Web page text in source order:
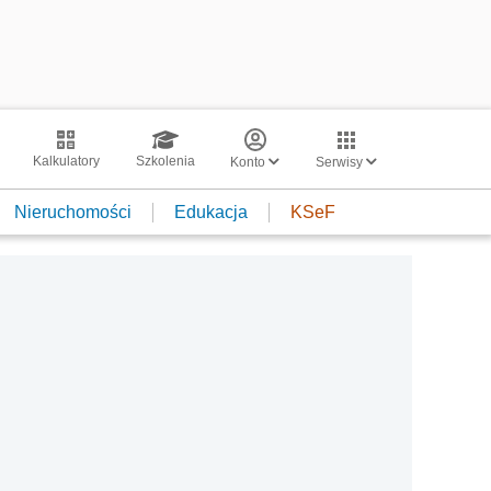
Kalkulatory Szkolenia Konto Serwisy
Nieruchomości Edukacja KSeF